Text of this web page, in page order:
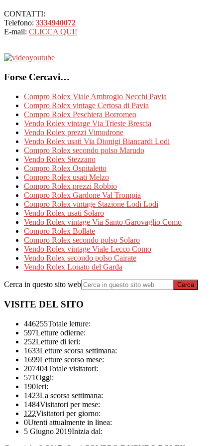
CONTATTI:
Telefono: 3334940072
E-mail: CLICCA QUI!
Forse Cercavi…
Compro Rolex Viale Ambrogio Necchi Pavia
Compro Rolex vintage Certosa di Pavia
Compro Rolex Peschiera Borromeo
Vendo Rolex vintage Via Trieste Brescia
Vendo Rolex prezzi Vimodrone
Vendo Rolex usati Via Dionigi Biancardi Lodi
Compro Rolex secondo polso Marudo
Vendo Rolex Stezzano
Compro Rolex Ospitaletto
Compro Rolex usati Melzo
Compro Rolex prezzi Robbio
Compro Rolex Gardone Val Trompia
Compro Rolex vintage Stazione Lodi Lodi
Vendo Rolex usati Solaro
Vendo Rolex vintage Via Santo Garovaglio Como
Compro Rolex Bollate
Compro Rolex secondo polso Solaro
Vendo Rolex vintage Viale Lecco Como
Vendo Rolex secondo polso Cairate
Vendo Rolex Lonato del Garda
Cerca in questo sito web
VISITE DEL SITO
446255Totale letture:
597Letture odierne:
252Letture di ieri:
1633Letture scorsa settimana:
1699Letture scorso mese:
207404Totale visitatori:
571Oggi:
190Ieri:
1423La scorsa settimana:
1484Visitatori per mese:
122Visitatori per giorno:
0Utenti attualmente in linea:
5 Giugno 2019Inizia dal: